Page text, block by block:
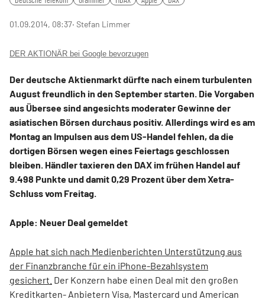
01.09.2014, 08:37‧ Stefan Limmer
DER AKTIONÄR bei Google bevorzugen
Der deutsche Aktienmarkt dürfte nach einem turbulenten
August freundlich in den September starten. Die Vorgaben
aus Übersee sind angesichts moderater Gewinne der
asiatischen Börsen durchaus positiv. Allerdings wird es am
Montag an Impulsen aus dem US-Handel fehlen, da die
dortigen Börsen wegen eines Feiertags geschlossen
bleiben. Händler taxieren den DAX im frühen Handel auf
9.498 Punkte und damit 0,29 Prozent über dem Xetra-
Schluss vom Freitag.
Apple: Neuer Deal gemeldet
Apple hat sich nach Medienberichten Unterstützung aus
der Finanzbranche für ein iPhone-Bezahlsystem
gesichert. Der Konzern habe einen Deal mit den großen
Kreditkarten- Anbietern Visa, Mastercard und American